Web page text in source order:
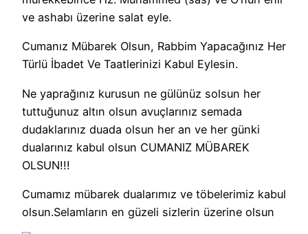
ve ashabı üzerine salat eyle.
Cumanız Mübarek Olsun, Rabbim Yapacağınız Her
Türlü İbadet Ve Taatlerinizi Kabul Eylesin.
Ne yaprağınız kurusun ne gülünüz solsun her
tuttuğunuz altın olsun avuçlarınız semada
dudaklarınız duada olsun her an ve her günki
dualarınız kabul olsun CUMANIZ MÜBAREK
OLSUN!!!
Cumamız mübarek dualarımız ve töbelerimiz kabul
olsun.Selamların en güzeli sizlerin üzerine olsun